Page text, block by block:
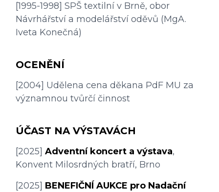
[1995-1998] SPŠ textilní v Brně, obor
Návrhářství a modelářství oděvů (MgA.
Iveta Konečná)
OCENĚNÍ
[2004] Udělena cena děkana PdF MU za
významnou tvůrčí činnost
ÚČAST NA VÝSTAVÁCH
[2025] Adventní koncert a výstava,
Konvent Milosrdných bratří, Brno
[2025] BENEFIČNÍ AUKCE pro Nadační